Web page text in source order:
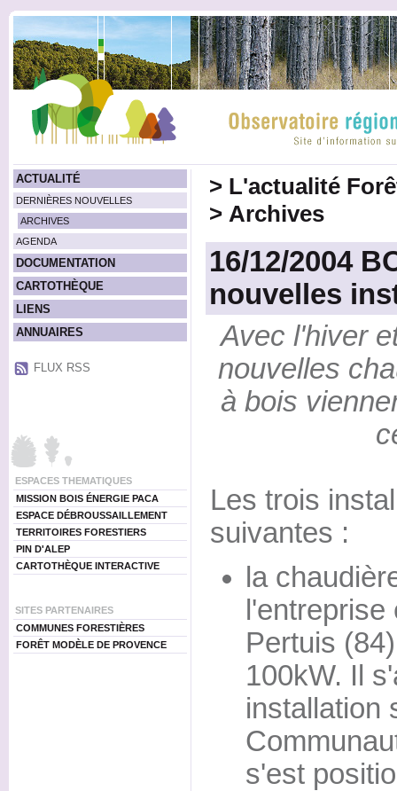
ACTUALITÉ
DERNIÈRES NOUVELLES
ARCHIVES
AGENDA
DOCUMENTATION
CARTOTHÈQUE
LIENS
ANNUAIRES
FLUX RSS
ESPACES THEMATIQUES
MISSION BOIS ÉNERGIE PACA
ESPACE DÉBROUSSAILLEMENT
TERRITOIRES FORESTIERS
PIN D'ALEP
CARTOTHÈQUE INTERACTIVE
SITES PARTENAIRES
COMMUNES FORESTIÈRES
FORÊT MODÈLE DE PROVENCE
> L'actualité
> Archives
16/12/2004
nouvelles
Avec l'hiver
nouvelles
à bois
Les trois
suivantes :
la
Pertuis
100kW. Il
installation
s'est